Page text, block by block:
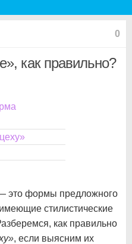
0
как правильно?
это формы предложного
стилистические
как правильно
, если выясним их